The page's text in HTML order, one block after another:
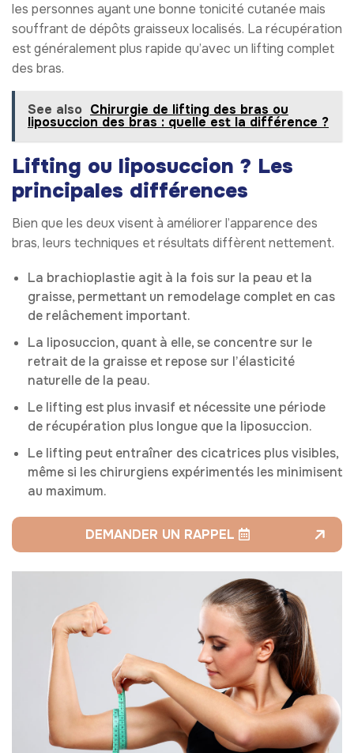
les personnes ayant une bonne tonicité cutanée mais
souffrant de dépôts graisseux localisés. La récupération
est généralement plus rapide qu’avec un lifting complet
des bras.
See also Chirurgie de lifting des bras ou
liposuccion des bras : quelle est la différence ?
Lifting ou liposuccion ? Les
principales différences
Bien que les deux visent à améliorer l’apparence des
bras, leurs techniques et résultats diffèrent nettement.
La brachioplastie agit à la fois sur la peau et la
graisse, permettant un remodelage complet en cas
de relâchement important.
La liposuccion, quant à elle, se concentre sur le
retrait de la graisse et repose sur l’élasticité
naturelle de la peau.
Le lifting est plus invasif et nécessite une période
de récupération plus longue que la liposuccion.
Le lifting peut entraîner des cicatrices plus visibles,
même si les chirurgiens expérimentés les minimisent
au maximum.
DEMANDER UN RAPPEL